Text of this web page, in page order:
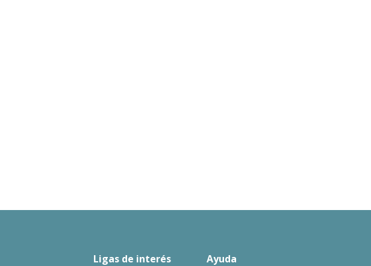
Ligas de interés Ayuda